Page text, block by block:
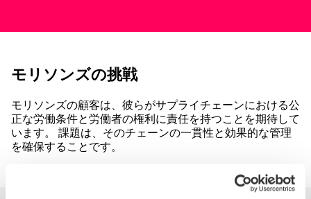
モリソンズの挑戦
モリソンズの顧客は、彼らがサプライチェーンにおける公
正な労働条件と労働者の権利に責任を持つことを期待して
います。 課題は、そのチェーンの一貫性と効果的な管理
を確保することです。